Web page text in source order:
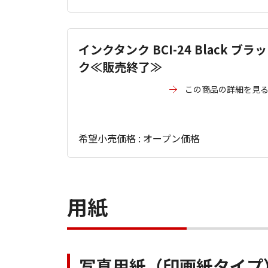
インクタンク BCI-24 Black ブラッ
ク≪販売終了≫
この商品の詳細を見る
希望小売価格 : オープン価格
用紙